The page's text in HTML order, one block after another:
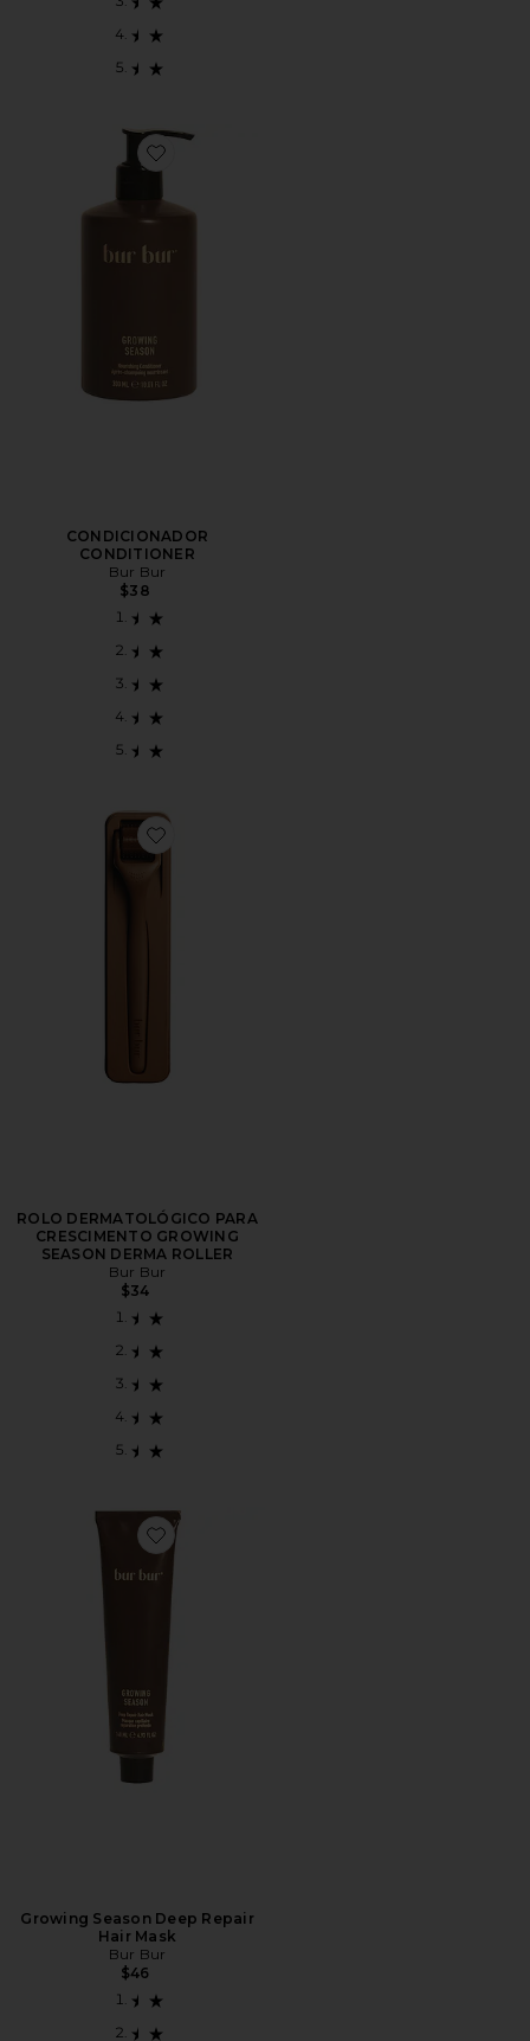
Favorite CONDICIONADOR CONDITIONER
CONDICIONADOR
CONDITIONER
Bur Bur
$38
Favorite ROLO DERMATOLÓGICO PARA
ROLO DERMATOLÓGICO PARA
CRESCIMENTO GROWING
SEASON DERMA ROLLER
Bur Bur
$34
Favorite Growing Season Deep Repair Hair Mask
Growing Season Deep Repair
Hair Mask
Bur Bur
$46